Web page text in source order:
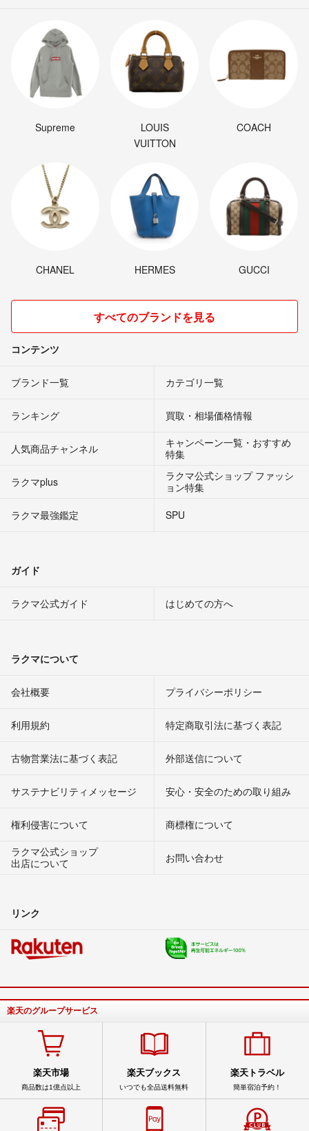
Supreme
LOUIS
VUITTON
COACH
CHANEL HERMES GUCCI
すべてのブランドを見る
コンテンツ
ブランド一覧 カテゴリ一覧
ランキング 買取・相場価格情報
人気商品チャンネル
キャンペーン一覧・おすすめ
特集
ラクマplus
ラクマ公式ショップ ファッシ
ョン特集
ラクマ最強鑑定
SPU
ガイド
ラクマ公式ガイド はじめての方へ
ラクマについて
会社概要 プライバシーポリシー
利用規約 特定商取引法に基づく表記
古物営業法に基づく表記 外部送信について
サステナビリティメッセージ 安心・安全のための取り組み
権利侵害について
商標権について
ラクマ公式ショップ
出店について
お問い合わせ
リンク
楽天のグループサービス
楽天市場
商品数は1億点以上
楽天ブックス
いつでも全品送料無料
楽天トラベル
簡単宿泊予約！